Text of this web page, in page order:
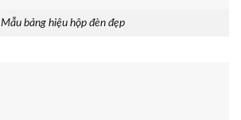
Mẫu bảng hiệu hộp đèn đẹp